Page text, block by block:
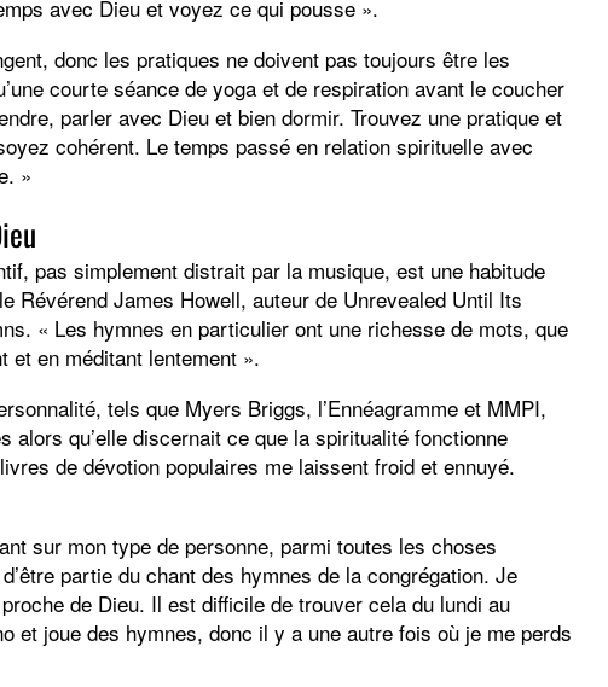
avec Dieu et voyez ce qui pousse ».
donc les pratiques ne doivent pas toujours être les
courte séance de yoga et de respiration avant le coucher
parler avec Dieu et bien dormir. Trouvez une pratique et
cohérent. Le temps passé en relation spirituelle avec
»
pas simplement distrait par la musique, est une habitude
Révérend James Howell, auteur de Unrevealed Until Its
« Les hymnes en particulier ont une richesse de mots, que
et en méditant lentement ».
tels que Myers Briggs, l’Ennéagramme et MMPI,
alors qu’elle discernait ce que la spiritualité fonctionne
de dévotion populaires me laissent froid et ennuyé.
sur mon type de personne, parmi toutes les choses
partie du chant des hymnes de la congrégation. Je
de Dieu. Il est difficile de trouver cela du lundi au
et joue des hymnes, donc il y a une autre fois où je me perds